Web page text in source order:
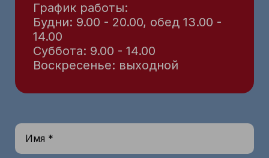
График работы:
Будни: 9.00 - 20.00, обед 13.00 -
14.00
Суббота: 9.00 - 14.00
Воскресенье: выходной
Имя *